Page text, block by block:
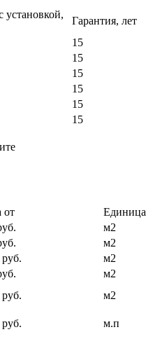
установкой,
Гарантия, лет
15
15
15
15
15
15
от
м2
м2
м2
м2
м2
м.п